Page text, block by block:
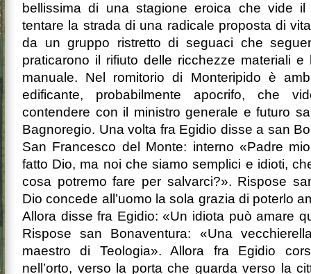
bellissima di una stagione eroica che vide il
tentare la strada di una radicale proposta di
da un gruppo ristretto di seguaci che
praticarono il rifiuto delle ricchezze materiali
manuale. Nel romitorio di Monteripido è
edificante, probabilmente apocrifo, che
contendere con il ministro generale e futuro
Bagnoregio. Una volta fra Egidio disse a san
San Francesco del Monte: interno «Padre
fatto Dio, ma noi che siamo semplici e idioti,
cosa potremo fare per salvarci?». Rispose
Dio concede all’uomo la sola grazia di poterlo
Allora disse fra Egidio: «Un idiota può amare
Rispose san Bonaventura: «Una
maestro di Teologia». Allora fra Egidio
nell’orto, verso la porta che guarda verso la